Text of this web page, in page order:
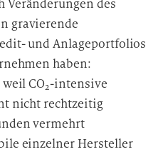
Veränderungen des
gravierende
und Anlageportfolios
haben:
CO2-intensive
nicht rechtzeitig
vermehrt
einzelner Hersteller